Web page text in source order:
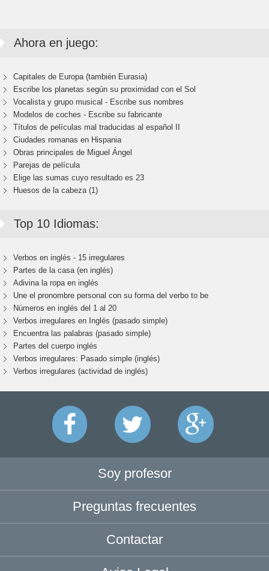
Ahora en juego:
Capitales de Europa (también Eurasia)
Escribe los planetas según su proximidad con el Sol
Vocalista y grupo musical - Escribe sus nombres
Modelos de coches - Escribe su fabricante
Títulos de películas mal traducidas al español II
Ciudades romanas en Hispania
Obras principales de Miguel Ángel
Parejas de película
Elige las sumas cuyo resultado es 23
Huesos de la cabeza (1)
Top 10 Idiomas:
Verbos en inglés - 15 irregulares
Partes de la casa (en inglés)
Adivina la ropa en inglés
Une el pronombre personal con su forma del verbo to be
Números en inglés del 1 al 20
Verbos irregulares en Inglés (pasado simple)
Encuentra las palabras (pasado simple)
Partes del cuerpo inglés
Verbos irregulares: Pasado simple (inglés)
Verbos irregulares (actividad de inglés)
Soy profesor
Preguntas frecuentes
Contactar